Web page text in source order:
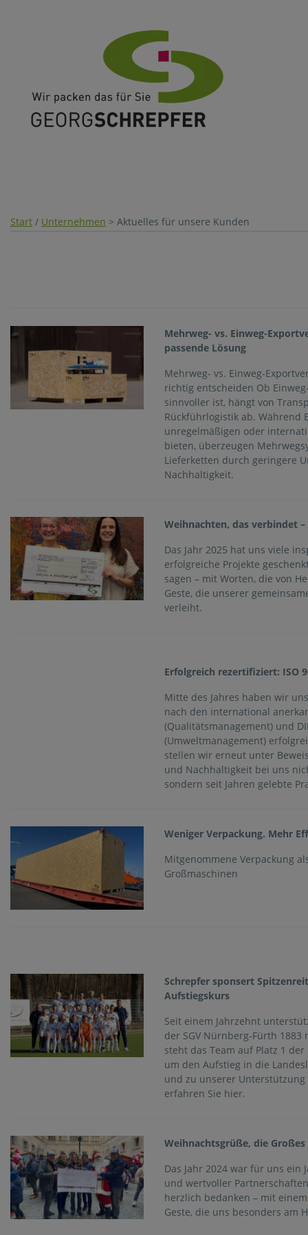
Start / Unternehmen > Aktuelles für unsere Kunden
Mehrweg- vs. Einweg-
passende Lösung
Mehrweg- vs. Einweg-
richtig entscheiden Ob
sinnvoller ist, hängt von
Rückführlogistik ab. Während
unregelmäßigen oder
bieten, überzeugen
Lieferketten durch geringere
Nachhaltigkeit.
Weihnachten, das verbindet
Das Jahr 2025 hat uns viele
erfolgreiche Projekte
sagen – mit Worten, die von
Geste, die unserer
verleiht.
Erfolgreich rezertifiziert: ISO
Mitte des Jahres haben wir
nach den international
(Qualitätsmanagement) und
(Umweltmanagement)
stellen wir erneut unter
und Nachhaltigkeit bei uns
sondern seit Jahren gelebte
Weniger Verpackung. Mehr
Mitgenommene Verpackung
Großmaschinen
Schrepfer sponsert
Aufstiegskurs
Seit einem Jahrzehnt
der SGV Nürnberg-Fürth
steht das Team auf Platz 1
um den Aufstieg in die
und zu unserer Unterstützung
erfahren Sie hier.
Weihnachtsgrüße, die Großes
Das Jahr 2024 war für uns ein
und wertvoller
herzlich bedanken – mit
Geste, die uns besonders am